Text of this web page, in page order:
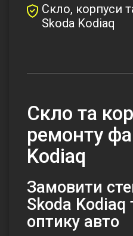
Скло, корпуси
Skoda Kodiaq
Скло та
ремонту
Kodiaq
Замовити
Skoda Kodiaq
оптику авто